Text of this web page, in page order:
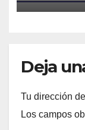
Deja
Tu dirección
Los campos